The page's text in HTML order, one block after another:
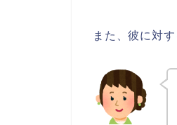
また、彼に対